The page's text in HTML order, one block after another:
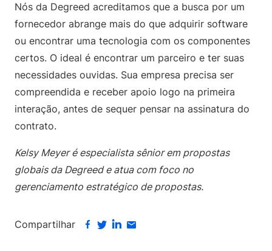
Nós da Degreed acreditamos que a busca por um
fornecedor abrange mais do que adquirir software
ou encontrar uma tecnologia com os componentes
certos. O ideal é encontrar um parceiro e ter suas
necessidades ouvidas. Sua empresa precisa ser
compreendida e receber apoio logo na primeira
interação, antes de sequer pensar na assinatura do
contrato.
Kelsy Meyer é especialista sênior em propostas
globais da Degreed e atua com foco no
gerenciamento estratégico de propostas.
Compartilhar